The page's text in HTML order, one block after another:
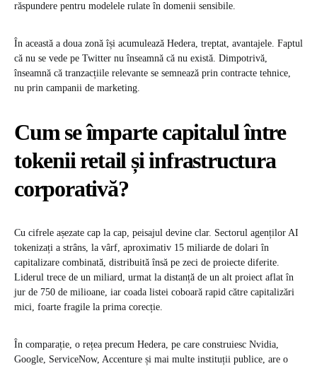
răspundere pentru modelele rulate în domenii sensibile.
În această a doua zonă își acumulează Hedera, treptat, avantajele. Faptul
că nu se vede pe Twitter nu înseamnă că nu există. Dimpotrivă,
înseamnă că tranzacțiile relevante se semnează prin contracte tehnice,
nu prin campanii de marketing.
Cum se împarte capitalul între
tokenii retail și infrastructura
corporativă?
Cu cifrele așezate cap la cap, peisajul devine clar. Sectorul agenților AI
tokenizați a strâns, la vârf, aproximativ 15 miliarde de dolari în
capitalizare combinată, distribuită însă pe zeci de proiecte diferite.
Liderul trece de un miliard, urmat la distanță de un alt proiect aflat în
jur de 750 de milioane, iar coada listei coboară rapid către capitalizări
mici, foarte fragile la prima corecție.
În comparație, o rețea precum Hedera, pe care construiesc Nvidia,
Google, ServiceNow, Accenture și mai multe instituții publice, are o